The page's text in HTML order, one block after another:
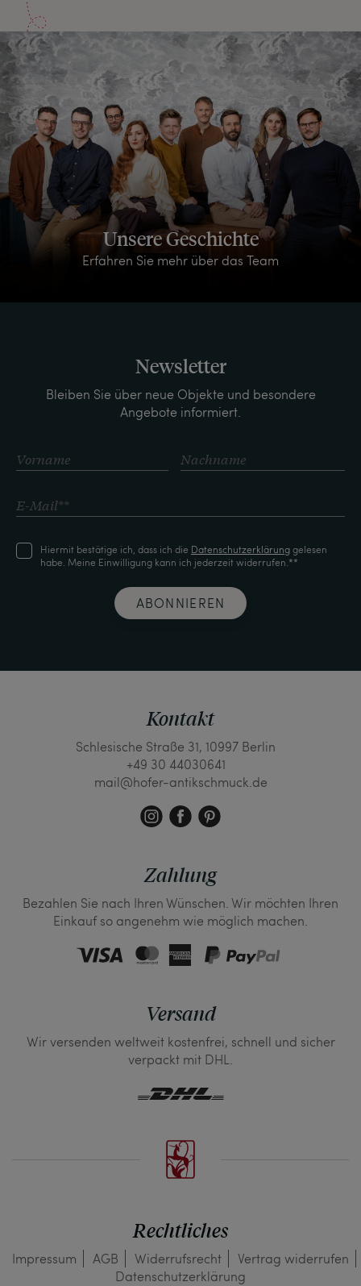
Unsere Geschichte
Erfahren Sie mehr über das Team
Newsletter
Bleiben Sie über neue Objekte und besondere
Angebote informiert.
Hiermit bestätige ich, dass ich die Daten­schutz­erklärunggelesen
habe. Meine Einwilligung kann ich jederzeit widerrufen.**
ABONNIEREN
Kontakt
Schlesische Straße 31, 10997 Berlin
+49 30 44030641
mail@hofer-antikschmuck.de
Zahlung
Bezahlen Sie nach Ihren Wünschen. Wir möchten Ihren
Einkauf so angenehm wie möglich machen.
Versand
Wir versenden weltweit kostenfrei, schnell und sicher
verpackt mit DHL.
Rechtliches
Impressum AGB Widerrufs­recht
Vertrag widerrufen
Daten­schutz­erklärung